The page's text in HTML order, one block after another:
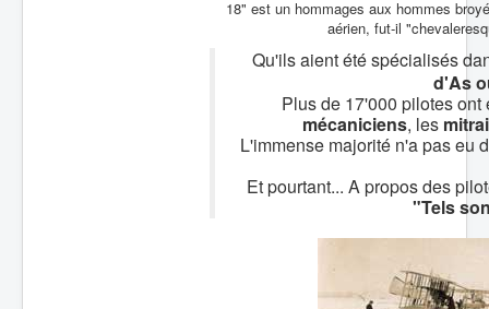
18" est un hommages aux hommes
aérien, fut-il
Qu'ils aient été spécialisés
d'As
Plus de 17'000 pilotes
mécaniciens, les
L'immense majorité n'a pas eu
Et pourtant... A propos des
"Tels